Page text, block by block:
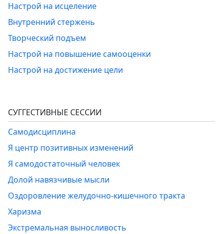
Настрой на исцеление
Внутренний стержень
Творческий подъем
Настрой на повышение самооценки
Настрой на достижение цели
СУГГЕСТИВНЫЕ СЕССИИ
Самодисциплина
Я центр позитивных изменений
Я самодостаточный человек
Долой навязчивые мысли
Оздоровление желудочно-кишечного тракта
Харизма
Экстремальная выносливость